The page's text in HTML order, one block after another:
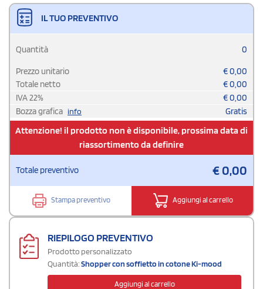
IL TUO PREVENTIVO
Quantità 0
Prezzo unitario €0,00
Totale netto
€0,00
IVA22% €0,00
Bozza grafica info Gratis
Attenzione! il prodotto non è disponibile, prossima data di
riassortimento da definire
Totale preventivo €0,00
Stampa preventivo Aggiungi al carrello
RIEPILOGO PREVENTIVO
Prodotto personalizzato
Quantità:Shopper con soffietto in cotone Ki-mood
Aggiungi al carrello